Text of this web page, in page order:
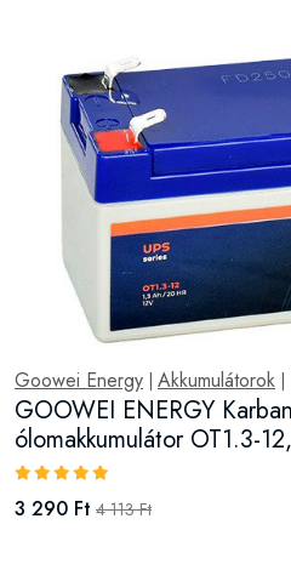
Goowei Energy Akkumulátorok
GOOWEI ENERGY
ólomakkumulátor OT1.3-
3 290 Ft 4 113 Ft